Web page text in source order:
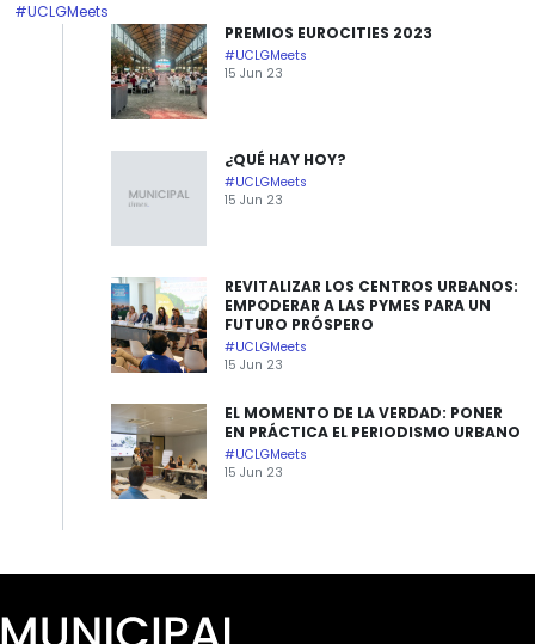
#UCLGMeets
PREMIOS EUROCITIES 2023
#UCLGMeets
15 Jun 23
¿QUÉ HAY HOY?
#UCLGMeets
15 Jun 23
REVITALIZAR LOS CENTROS URBANOS:
EMPODERAR A LAS PYMES PARA UN
FUTURO PRÓSPERO
#UCLGMeets
15 Jun 23
EL MOMENTO DE LA VERDAD: PONER
EN PRÁCTICA EL PERIODISMO URBANO
#UCLGMeets
15 Jun 23